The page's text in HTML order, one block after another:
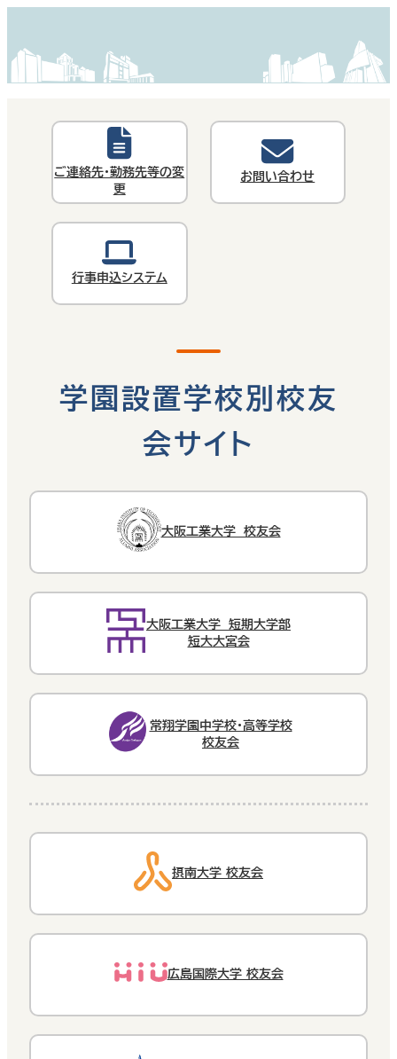
ご連絡先・勤務先等の変
更
お問い合わせ
行事申込システム
学園設置学校別校友
会サイト
大阪工業大学 校友会
大阪工業大学 短期大学部
短大大宮会
常翔学園中学校・高等学校
校友会
摂南大学 校友会
広島国際大学 校友会